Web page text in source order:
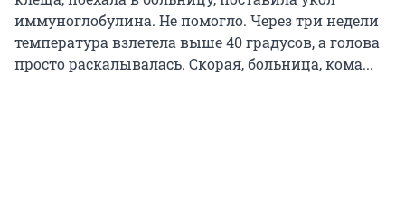
иммуноглобулина. Не помогло. Через три недели
температура взлетела выше 40 градусов, а голова
просто раскалывалась. Скорая, больница, кома...